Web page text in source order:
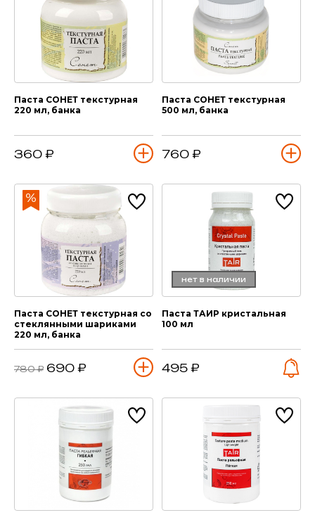
Паста СОНЕТ текстурная
220 мл, банка
360 ₽
Паста СОНЕТ текстурная
500 мл, банка
760 ₽
Паста СОНЕТ текстурная со
стеклянными шариками
220 мл, банка
780 ₽ 690 ₽
нет в наличии
Паста ТАИР кристальная
100 мл
495 ₽